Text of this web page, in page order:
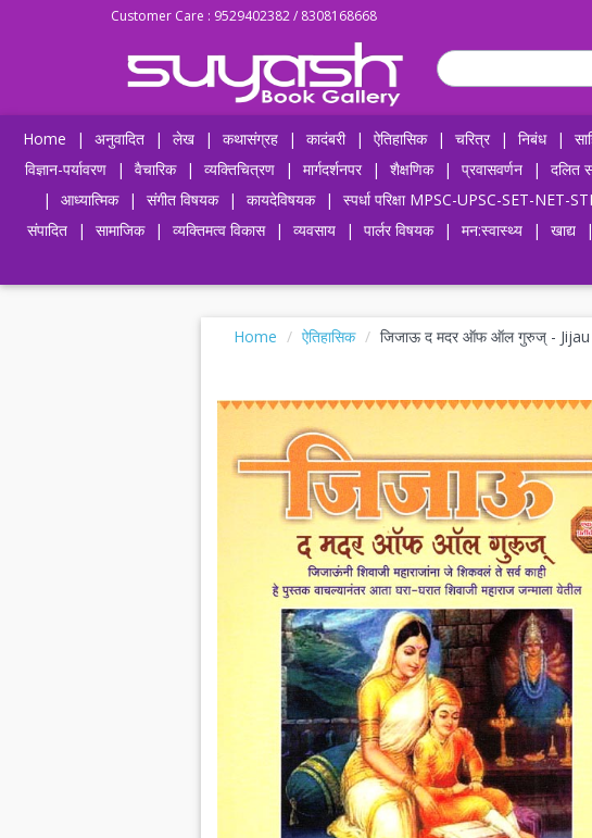
Customer Care : 9529402382 / 8308168668
Home | अनुवादित | लेख | कथासंग्रह | कादंबरी | ऐतिहासिक | चरित्र | निबंध |
विज्ञान-पर्यावरण
| वैचारिक | व्यक्तिचित्रण | मार्गदर्शनपर | शैक्षणिक | प्रवासवर्णन | दलित
|
आध्यात्मिक | संगीत विषयक | कायदेविषयक | स्पर्धा परिक्षा MPSC-UPSC-SET-NET-
संपादित
| सामाजिक | व्यक्तिमत्व विकास | व्यवसाय | पार्लर विषयक | मन:स्वास्थ्य | खाद्य |
Home ऐतिहासिक जिजाऊ द मदर ऑफ ऑल गुरुज् -